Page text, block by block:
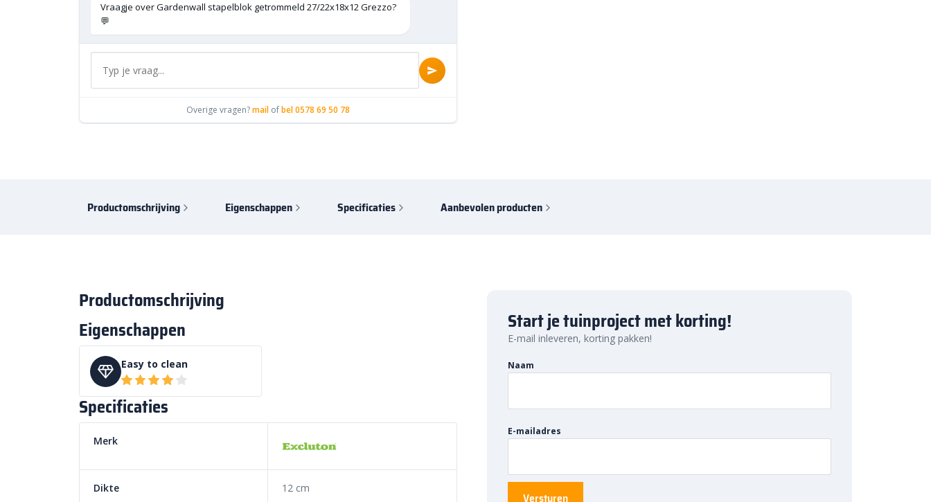
Vraagje over Gardenwall stapelblok getrommeld 27/22x18x12 Grezzo?
💬
Overige vragen?mail ofbel 0578 69 50 78
Productomschrijving Eigenschappen Specificaties Aanbevolen producten
Productomschrijving
Eigenschappen
Easy to clean
Specificaties
Merk
Dikte 12 cm
Start je tuinproject met korting!
E-mail inleveren, korting pakken!
Naam
E-mailadres